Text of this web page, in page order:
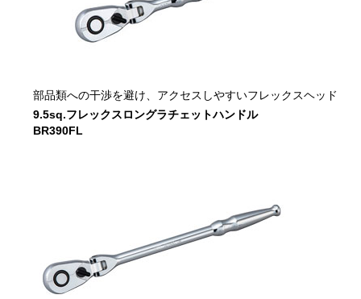
部品類への干渉を避け、アクセスしやすいフレックスヘッド
9.5sq.フレックスロングラチェットハンドル
BR390FL